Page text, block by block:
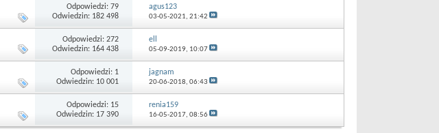
Odpowiedzi: 79
Odwiedzin: 182 498
agus123
03-05-2021, 21:42
Odpowiedzi: 272
Odwiedzin: 164 438
ell
05-09-2019, 10:07
Odpowiedzi: 1
Odwiedzin: 10 001
jagnam
20-06-2018, 06:43
Odpowiedzi: 15
Odwiedzin: 17 390
renia159
16-05-2017, 08:56